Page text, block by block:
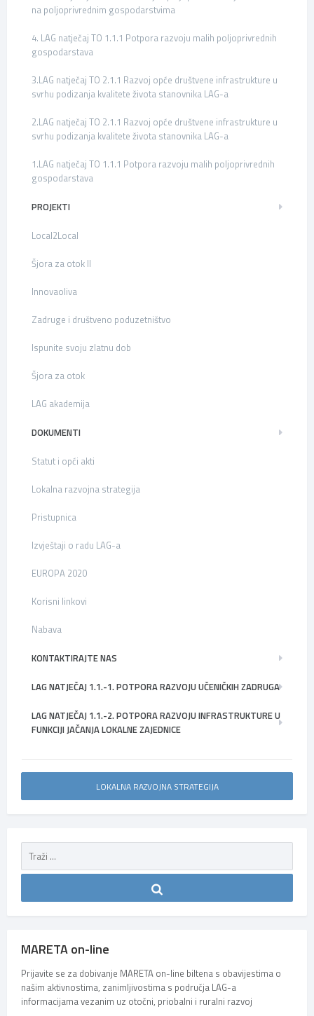
na poljoprivrednim gospodarstvima
4. LAG natječaj TO 1.1.1 Potpora razvoju malih poljoprivrednih
gospodarstava
3.LAG natječaj TO 2.1.1 Razvoj opće društvene infrastrukture u
svrhu podizanja kvalitete života stanovnika LAG-a
2.LAG natječaj TO 2.1.1 Razvoj opće društvene infrastrukture u
svrhu podizanja kvalitete života stanovnika LAG-a
1.LAG natječaj TO 1.1.1 Potpora razvoju malih poljoprivrednih
gospodarstava
PROJEKTI
Local2Local
Šjora za otok II
Innovaoliva
Zadruge i društveno poduzetništvo
Ispunite svoju zlatnu dob
Šjora za otok
LAG akademija
DOKUMENTI
Statut i opći akti
Lokalna razvojna strategija
Pristupnica
Izvještaji o radu LAG-a
EUROPA 2020
Korisni linkovi
Nabava
KONTAKTIRAJTE NAS
LAG NATJEČAJ 1.1.-1. POTPORA RAZVOJU UČENIČKIH ZADRUGA
LAG NATJEČAJ 1.1.-2. POTPORA RAZVOJU INFRASTRUKTURE U
FUNKCIJI JAČANJA LOKALNE ZAJEDNICE
LOKALNA RAZVOJNA STRATEGIJA
MARETA on-line
Prijavite se za dobivanje MARETA on-line biltena s obavijestima o
našim aktivnostima, zanimljivostima s područja LAG-a
informacijama vezanim uz otočni, priobalni i ruralni razvoj